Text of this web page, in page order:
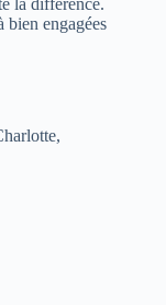
la différence.
bien engagées